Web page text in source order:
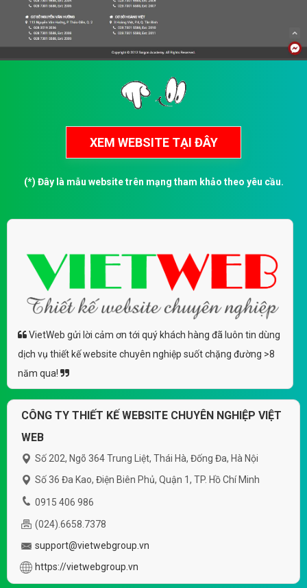
(*) Đây là mẫu website trên mạng tham khảo theo yêu cầu.
VietWeb gửi lời cảm ơn tới quý khách hàng đã luôn tin dùng
dịch vụ thiết kế website chuyên nghiệp suốt chặng đường >8
năm qua!
CÔNG TY THIẾT KẾ WEBSITE CHUYÊN NGHIỆP VIỆT
WEB
Số 202, Ngõ 364 Trung Liệt, Thái Hà, Đống Đa, Hà Nội
Số 36 Đa Kao, Điện Biên Phủ, Quận 1, TP. Hồ Chí Minh
0915 406 986
(024).6658.7378
support@vietwebgroup.vn
https://vietwebgroup.vn